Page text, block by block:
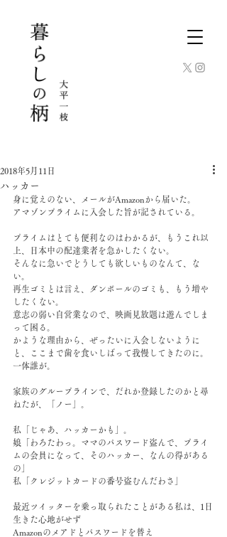
ハッカー
2018年5月11日
身に覚えのない、メールがAmazonから届いた。
アマゾンプライムに入会した旨が記されている。
プライムはとても便利なのはわかるが、もうこれ以
上、日本中の配達業者を急かしたくない。
そんなに急いでどうしても欲しいものなんて、な
い。
再生ゴミとは言え、ダンボールのゴミも、もう増や
したくない。
意志の弱い自営業なので、映画見放題は遊んでしま
って困る。
かような理由から、ぜったいに入会しないように
と、ここまで歯を食いしばって我慢してきたのに。
一体誰が。
家族のグループラインで、だれか登録したのかと尋
ねたが、「ノー」。
私「じゃあ、ハッカーかも」。
娘「わろたわっ。ママのパスワード盗んで、プライ
ムの会員になって、そのハッカー、なんの得がある
の」
私「クレジットカードの番号盗むんだわさ」
最近ツイッターを乗っ取られたことがある私は、1日
生きた心地がせず
Amazonのメアドとパスワードを替え